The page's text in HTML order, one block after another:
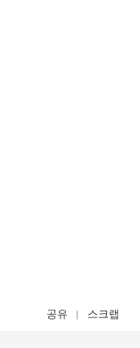
공유 스크랩